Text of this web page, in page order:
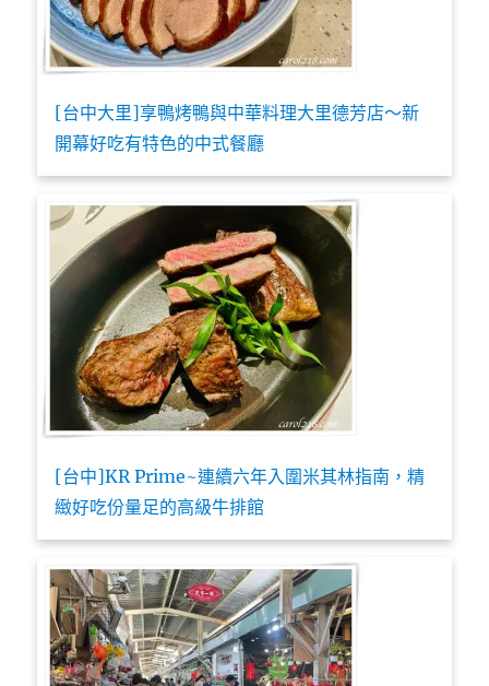
[台中大里]享鴨烤鴨與中華料理大里德芳店～新
開幕好吃有特色的中式餐廳
[台中]KR Prime~連續六年入圍米其林指南，精
緻好吃份量足的高級牛排館